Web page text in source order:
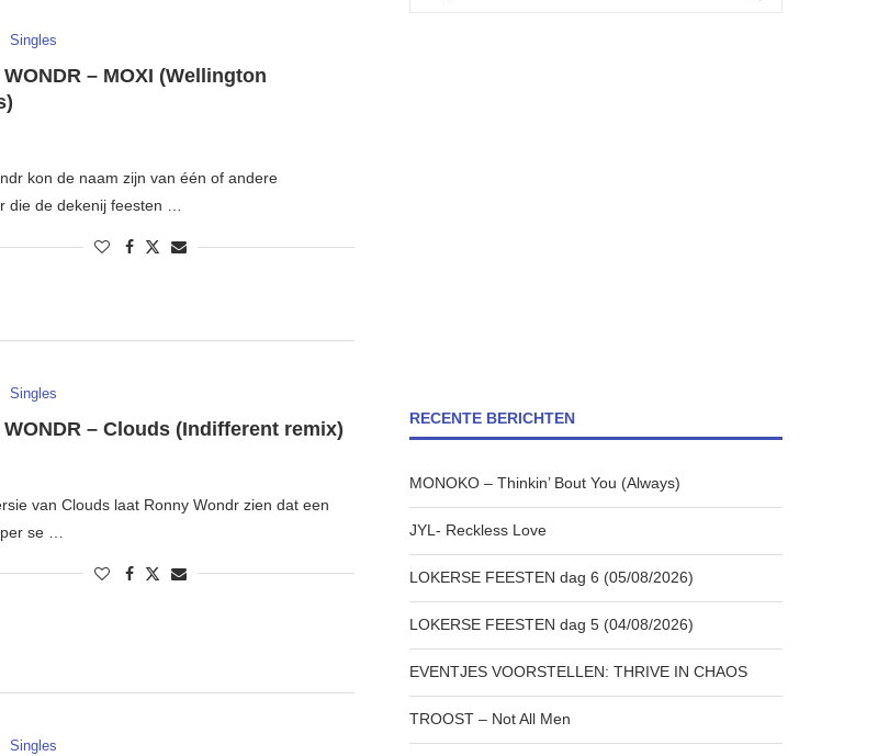
Singles
WONDR – MOXI (Wellington
kon de naam zijn van één of andere
die de dekenij feesten …
Singles
WONDR – Clouds (Indifferent remix)
van Clouds laat Ronny Wondr zien dat een
se …
Singles
RECENTE BERICHTEN
MONOKO – Thinkin’ Bout You (Always)
JYL- Reckless Love
LOKERSE FEESTEN dag 6 (05/08/2026)
LOKERSE FEESTEN dag 5 (04/08/2026)
EVENTJES VOORSTELLEN: THRIVE IN CHAOS
TROOST – Not All Men